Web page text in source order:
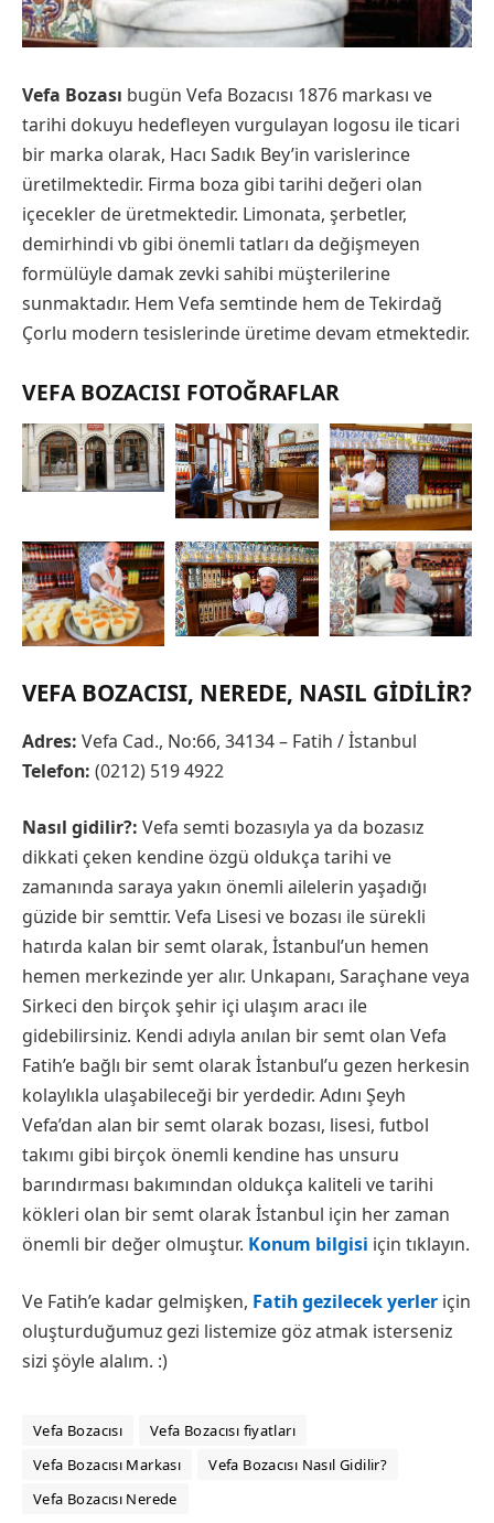
Vefa Bozası bugün Vefa Bozacısı 1876 markası ve
tarihi dokuyu hedefleyen vurgulayan logosu ile ticari
bir marka olarak, Hacı Sadık Bey’in varislerince
üretilmektedir. Firma boza gibi tarihi değeri olan
içecekler de üretmektedir. Limonata, şerbetler,
demirhindi vb gibi önemli tatları da değişmeyen
formülüyle damak zevki sahibi müşterilerine
sunmaktadır. Hem Vefa semtinde hem de Tekirdağ
Çorlu modern tesislerinde üretime devam etmektedir.
VEFA BOZACISI FOTOĞRAFLAR
VEFA BOZACISI, NEREDE, NASIL GIDILIR?
Adres: Vefa Cad., No:66, 34134 – Fatih / İstanbul
Telefon: (0212) 519 4922
Nasıl gidilir?: Vefa semti bozasıyla ya da bozasız
dikkati çeken kendine özgü oldukça tarihi ve
zamanında saraya yakın önemli ailelerin yaşadığı
güzide bir semttir. Vefa Lisesi ve bozası ile sürekli
hatırda kalan bir semt olarak, İstanbul’un hemen
hemen merkezinde yer alır. Unkapanı, Saraçhane veya
Sirkeci den birçok şehir içi ulaşım aracı ile
gidebilirsiniz. Kendi adıyla anılan bir semt olan Vefa
Fatih’e bağlı bir semt olarak İstanbul’u gezen herkesin
kolaylıkla ulaşabileceği bir yerdedir. Adını Şeyh
Vefa’dan alan bir semt olarak bozası, lisesi, futbol
takımı gibi birçok önemli kendine has unsuru
barındırması bakımından oldukça kaliteli ve tarihi
kökleri olan bir semt olarak İstanbul için her zaman
önemli bir değer olmuştur. Konum bilgisi için tıklayın.
Ve Fatih’e kadar gelmişken, Fatih gezilecek yerler için
oluşturduğumuz gezi listemize göz atmak isterseniz
sizi şöyle alalım. :)
Vefa Bozacısı
Vefa Bozacısı fiyatları
Vefa Bozacısı Markası
Vefa Bozacısı Nasıl Gidilir?
Vefa Bozacısı Nerede